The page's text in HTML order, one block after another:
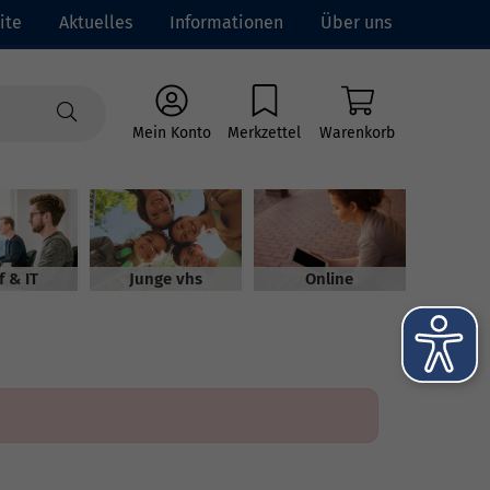
Aktuelles Informationen Über uns
Mein Konto Merkzettel Warenkorb
& IT Junge vhs Online